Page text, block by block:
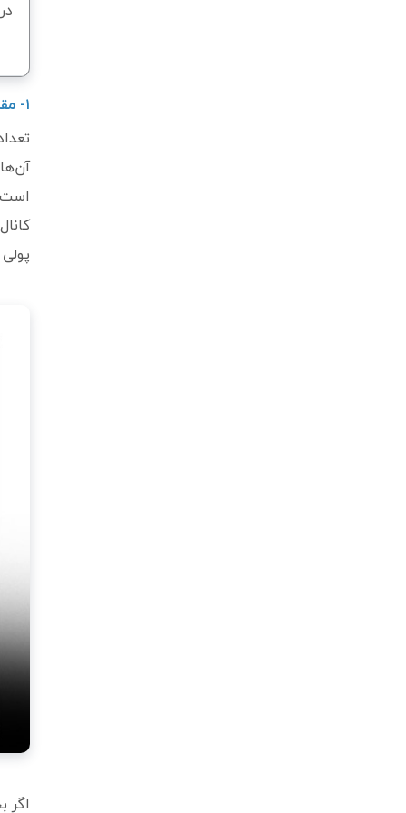
۱- مقایسه اندیکاتورها و ابزارهای تحلیلی و ترسیمی در تریدینگ ویو و متاتریدر
اگر